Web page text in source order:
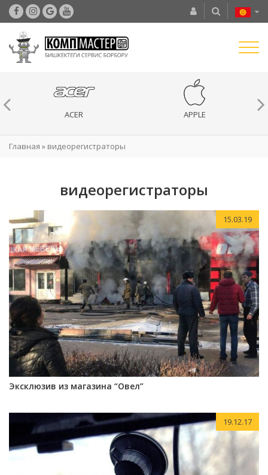
ACER APPLE
Главная » видеорегистраторы
видеорегистраторы
15.03.19
Эксклюзив из магазина “Овел”
19.12.17